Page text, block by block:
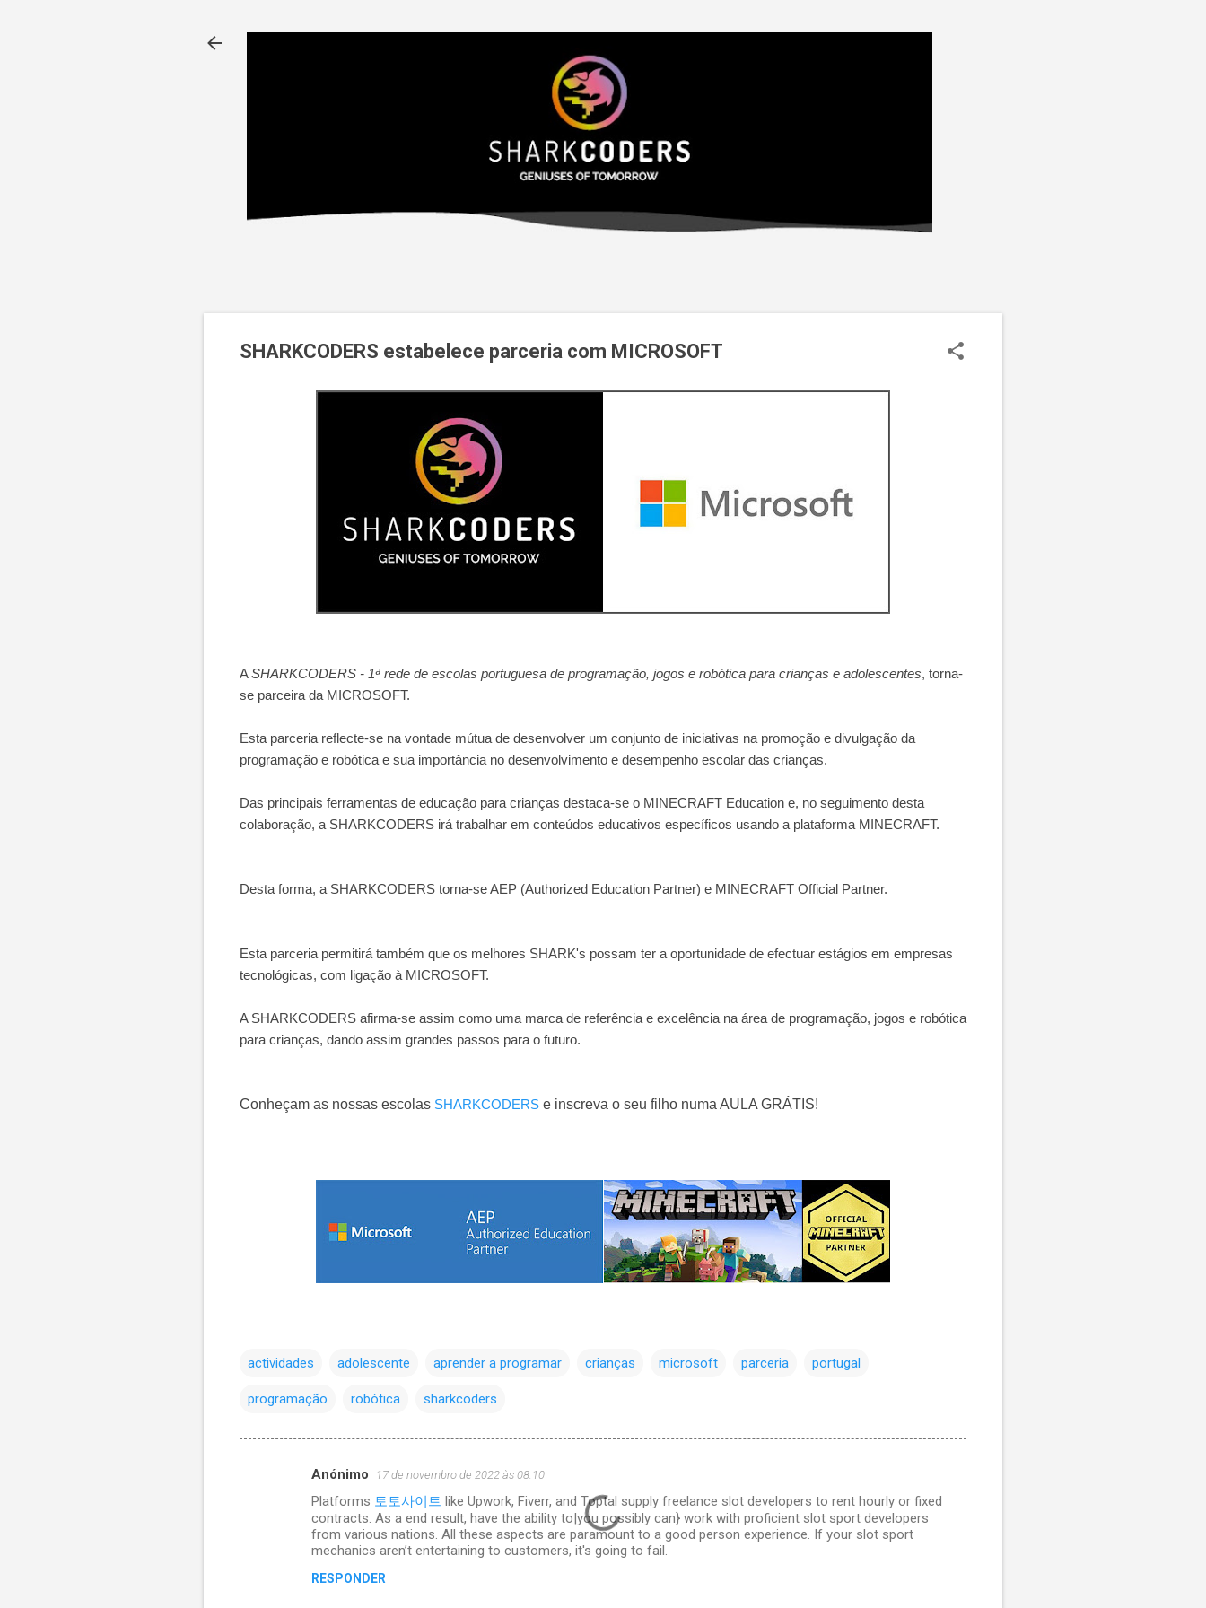
SHARKCODERS estabelece parceria com MICROSOFT
ASHARKCODERS - 1ª rede de escolas portuguesa de programação, jogos e robótica para crianças e adolescentes, torna-
se parceira da MICROSOFT.
Esta parceria reflecte-se na vontade mútua de desenvolver um conjunto de iniciativas na promoção e divulgação da
programação e robótica e sua importância no desenvolvimento e desempenho escolar das crianças.
Das principais ferramentas de educação para crianças destaca-se o MINECRAFT Education e, no seguimento desta
colaboração, a SHARKCODERS irá trabalhar em conteúdos educativos específicos usando a plataforma MINECRAFT.
Desta forma, a SHARKCODERS torna-se AEP (Authorized Education Partner) e MINECRAFT Official Partner.
Esta parceria permitirá também que os melhores SHARK's possam ter a oportunidade de efectuar estágios em empresas
tecnológicas, com ligação à MICROSOFT.
A SHARKCODERS afirma-se assim como uma marca de referência e excelência na área de programação, jogos e robótica
para crianças, dando assim grandes passos para o futuro.
Conheçam as nossas escolas SHARKCODERS e inscreva o seu filho numa AULA GRÁTIS!
actividades adolescente aprender a programar crianças microsoft parceria portugal
programação robótica sharkcoders
Anónimo 17 de novembro de 2022 às 08:10
Platforms 토토사이트 like Upwork, Fiverr, and Toptal supply freelance slot developers to rent hourly or fixed
contracts. As a end result, have the ability to|you possibly can} work with proficient slot sport developers
from various nations. All these aspects are paramount to a good person experience. If your slot sport
mechanics aren’t entertaining to customers, it's going to fail.
RESPONDER